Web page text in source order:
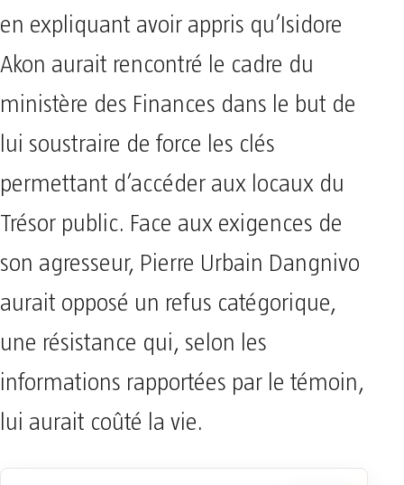
en expliquant avoir appris qu’Isidore
Akon aurait rencontré le cadre du
ministère des Finances dans le but de
lui soustraire de force les clés
permettant d’accéder aux locaux du
Trésor public. Face aux exigences de
son agresseur, Pierre Urbain Dangnivo
aurait opposé un refus catégorique,
une résistance qui, selon les
informations rapportées par le témoin,
lui aurait coûté la vie.